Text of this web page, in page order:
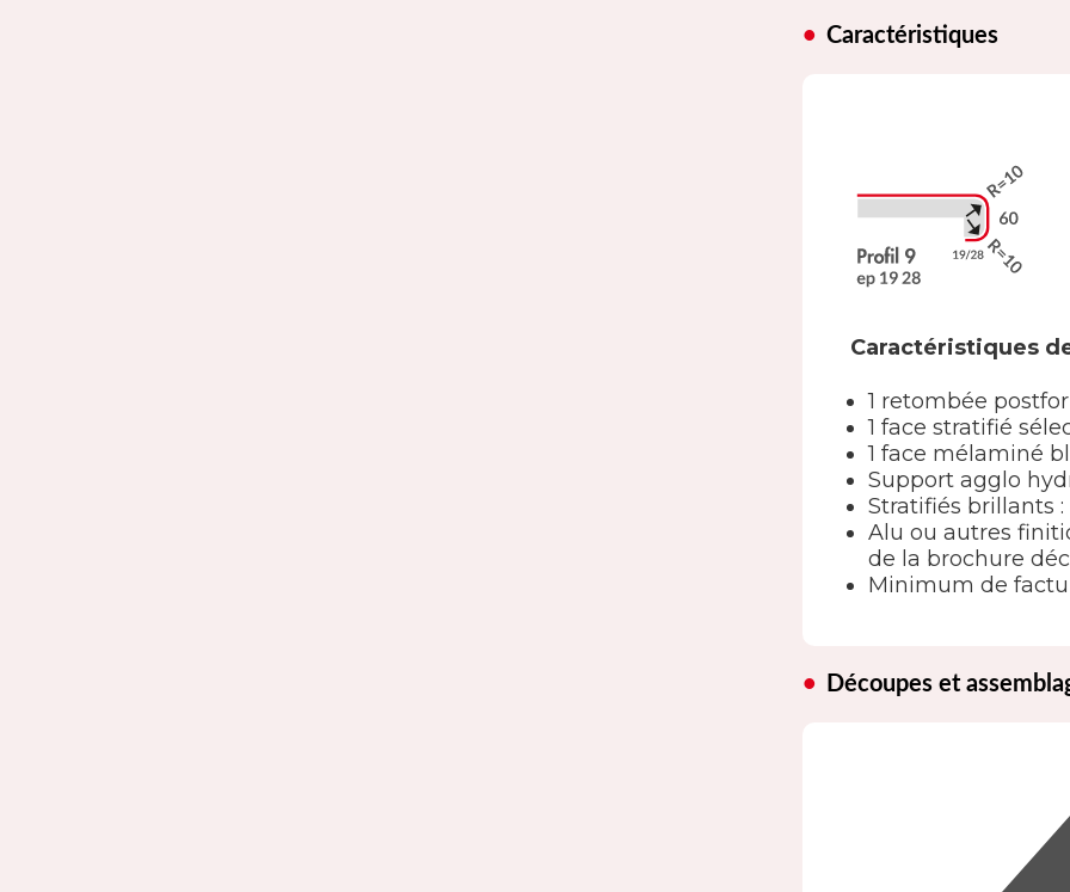
Caractéristiques
Caractéristiques
1 retombée
1 face stratifié
1 face mélaminé
Support agglo
Stratifiés brillants :
Alu ou autres
de la brochure
Minimum de
Découpes et